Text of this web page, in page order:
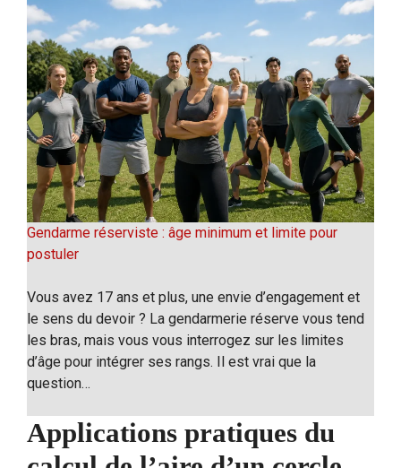
Gendarme réserviste : âge minimum et limite pour
postuler
Vous avez 17 ans et plus, une envie d’engagement et
le sens du devoir ? La gendarmerie réserve vous tend
les bras, mais vous vous interrogez sur les limites
d’âge pour intégrer ses rangs. Il est vrai que la
question…
Applications pratiques du